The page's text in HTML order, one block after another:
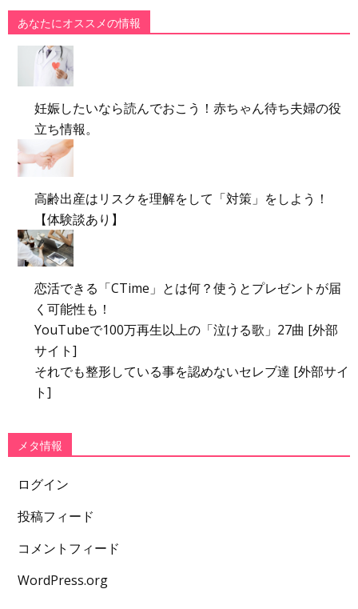
あなたにオススメの情報
妊娠したいなら読んでおこう！赤ちゃん待ち夫婦の役
立ち情報。
高齢出産はリスクを理解をして「対策」をしよう！
【体験談あり】
恋活できる「CTime」とは何？使うとプレゼントが届
く可能性も！
YouTubeで100万再生以上の「泣ける歌」27曲 [外部
サイト]
それでも整形している事を認めないセレブ達 [外部サイ
ト]
メタ情報
ログイン
投稿フィード
コメントフィード
WordPress.org